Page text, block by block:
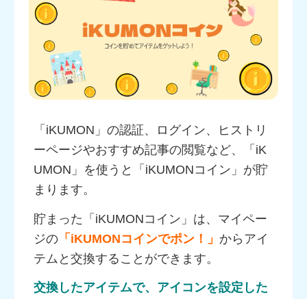
「iKUMON」の認証、ログイン、ヒストリ
ーページやおすすめ記事の閲覧など、「iK
UMON」を使うと「iKUMONコイン」が貯
まります。
貯まった「iKUMONコイン」は、マイペー
ジの 「iKUMONコインでポン！」 からアイ
テムと交換することができます。
交換したアイテムで、アイコンを設定した